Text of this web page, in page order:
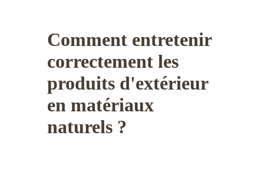
Comment entretenir
correctement les
produits d'extérieur
en matériaux
naturels ?